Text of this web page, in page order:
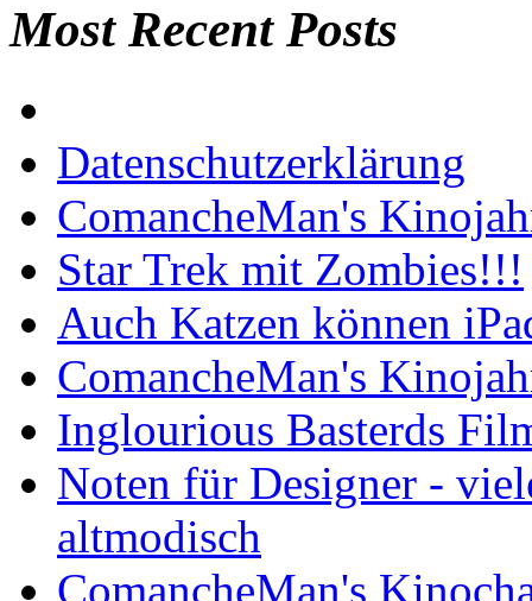
Most Recent Posts
Datenschutzerklärung
ComancheMan's
Star Trek mit Zombies!!!
Auch Katzen können
ComancheMan's
Inglourious Basterds
Noten für Designer -
altmodisch
ComancheMan's